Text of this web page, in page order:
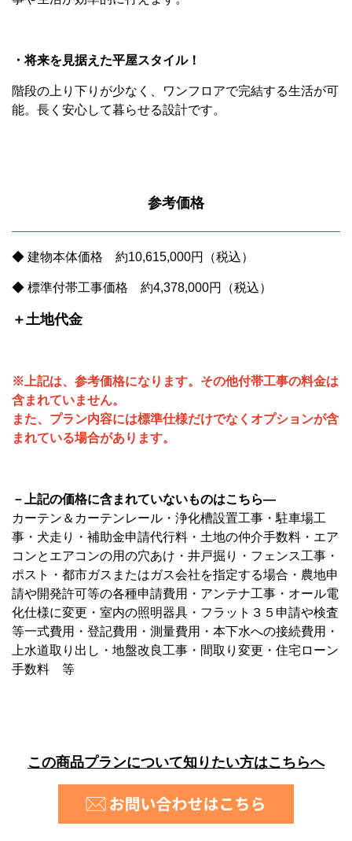
・将来を見据えた平屋スタイル！
階段の上り下りが少なく、ワンフロアで完結する生活が可
能。長く安心して暮らせる設計です。
参考価格
◆ 建物本体価格 約10,615,000円（税込）
◆ 標準付帯工事価格 約4,378,000円（税込）
＋土地代金
※上記は、参考価格になります。 その他付帯工事の料金は
含まれていません。
また、プラン内容には標準仕様だけでなくオプションが含
まれている場合があります。
－上記の価格に含まれていないものはこちら―
カーテン＆カーテンレール・浄化槽設置工事・駐車場工
事・犬走り・補助金申請代行料・土地の仲介手数料・エア
コンとエアコンの用の穴あけ・井戸掘り・フェンス工事・
ポスト・都市ガスまたはガス会社を指定する場合・農地申
請や開発許可等の各種申請費用・アンテナ工事・オール電
化仕様に変更・室内の照明器具・フラット３５申請や検査
等一式費用・登記費用・測量費用・本下水への接続費用・
上水道取り出し・地盤改良工事・間取り変更・住宅ローン
手数料 等
この商品プランについて知りたい方はこちらへ